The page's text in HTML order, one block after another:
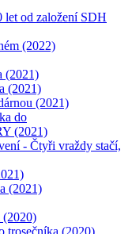
let od založení SDH
(2022)
(2021)
(2021)
(2021)
do
(2021)
- Čtyři vraždy stačí,
(2021)
(2020)
trosečníka (2020)